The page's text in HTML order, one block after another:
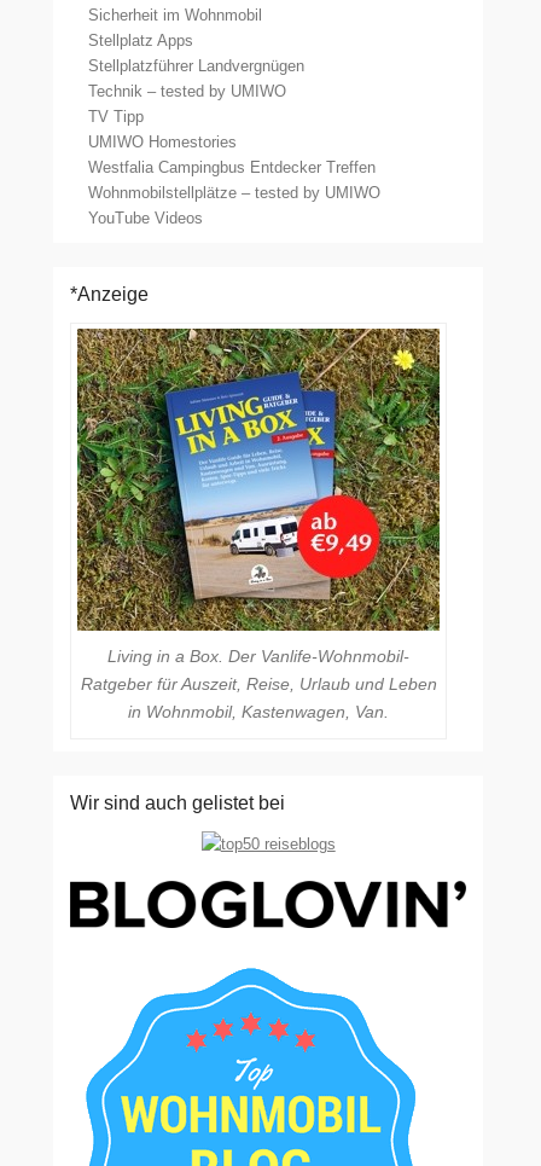
Sicherheit im Wohnmobil
Stellplatz Apps
Stellplatzführer Landvergnügen
Technik – tested by UMIWO
TV Tipp
UMIWO Homestories
Westfalia Campingbus Entdecker Treffen
Wohnmobilstellplätze – tested by UMIWO
YouTube Videos
*Anzeige
Living in a Box. Der Vanlife-Wohnmobil-
Ratgeber für Auszeit, Reise, Urlaub und Leben
in Wohnmobil, Kastenwagen, Van.
Wir sind auch gelistet bei